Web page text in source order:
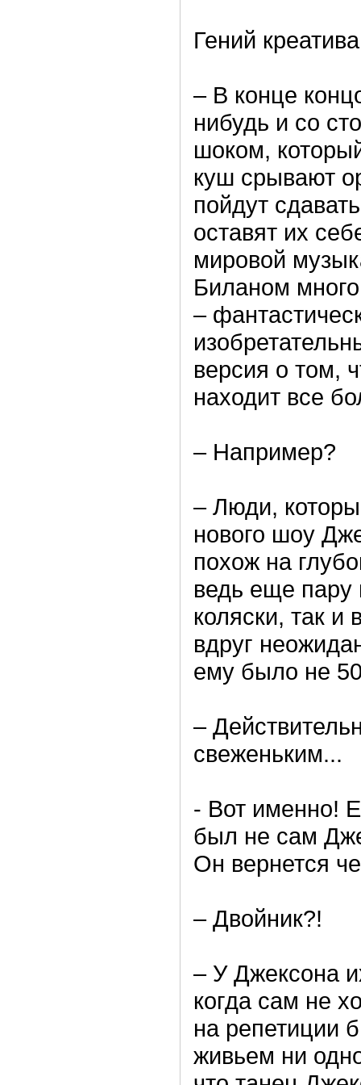
Гений
– В конце
нибудь и со
шоком,
куш срывают
пойдут
оставят их
мировой
Биланом
–
версия о том,
находит все
– Например?
– Люди,
нового шоу
похож на
ведь еще пару
коляски, так
вдруг
ему было не
–
свеженьким...
- Вот именно!
был не сам
Он вернется
– Двойник?!
– У Джексона
когда сам не
на репетиции
живьем ни